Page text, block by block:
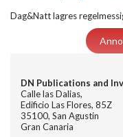
Dag&Natt lagres
DN Publications and
Calle las Dalias,
Edificio Las Flores, 85Z
35100, San Agustin
Gran Canaria